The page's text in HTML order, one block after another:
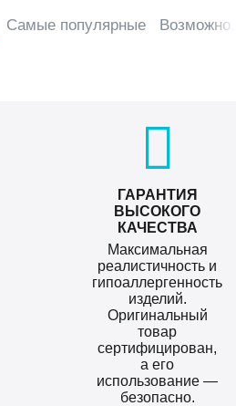
Самые популярные Возможно,
ГАРАНТИЯ
ВЫСОКОГО
КАЧЕСТВА
Максимальная
реалистичность и
гипоаллергенность
изделий.
Оригинальный
товар
сертифицирован,
а его
использование —
безопасно.